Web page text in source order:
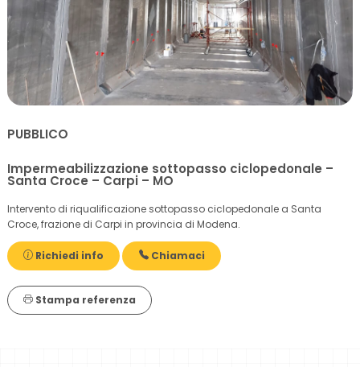
PUBBLICO
Impermeabilizzazione sottopasso ciclopedonale –
Santa Croce – Carpi – MO
Intervento di riqualificazione sottopasso ciclopedonale a Santa
Croce, frazione di Carpi in provincia di Modena.
Richiedi info Chiamaci
Stampa referenza